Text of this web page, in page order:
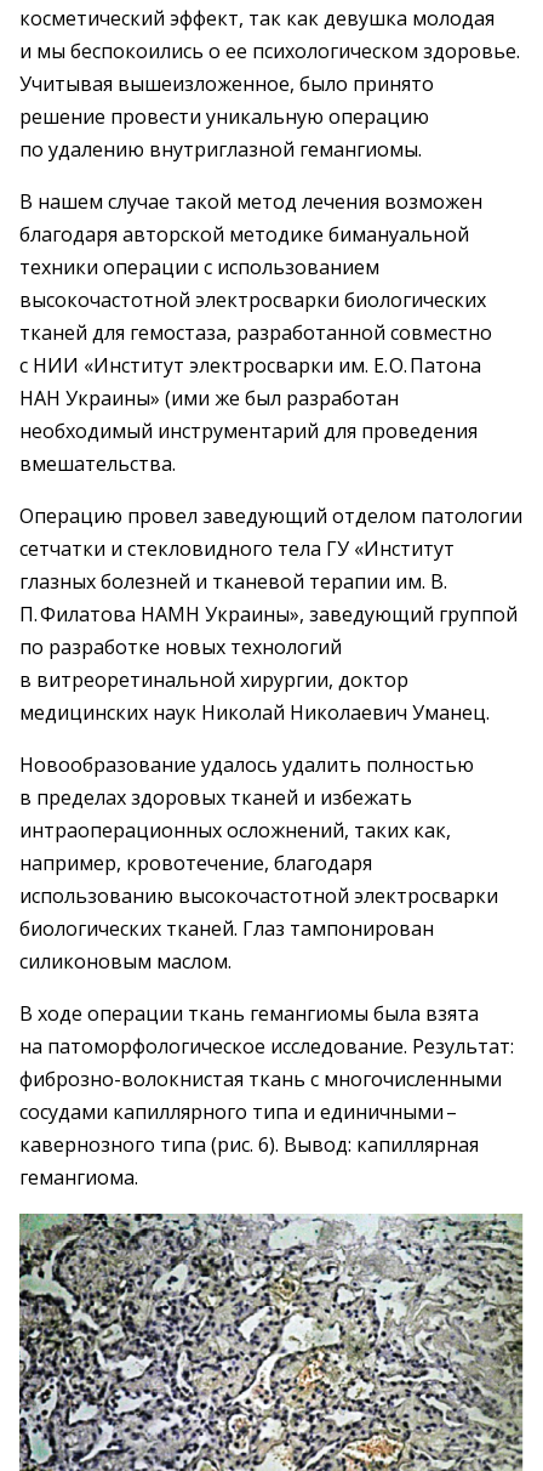
космети­ческий эффект, так как девушка молодая
и мы беспокоились о ее психологическом здоровье.
Учитывая вышеизложенное, было принято
решение провести уникальную операцию
по удалению внутриглазной гемангиомы.
В нашем случае такой метод лечения возможен
благодаря авторской методике бимануальной
техники операции с использованием
высокочастотной электросварки биологи­ческих
тканей для гемостаза, разработанной со­вместно
с НИИ «Институт электро­сварки им. Е. О. Патона
НАН Украины» (ими же был разработан
необходимый инструментарий для проведения
вмешательства.
Операцию провел заведующий отделом патологии
сетчатки и стекловидного тела ГУ «Институт
глазных болезней и тканевой терапии им. В.
П. Филатова НАМН Украины», заведующий группой
по разработке новых технологий
в витреоретинальной хирургии, ­доктор
медицинских наук Николай Николаевич Уманец.
Новообразование удалось удалить полностью
в пределах здоровых тканей и избежать
интраоперационных осложнений, таких как,
например, кровотечение, благодаря
использованию высокочастотной электросварки
биологических тканей. Глаз тампонирован
силиконовым маслом.
В ходе операции ткань гемангиомы была взята
на патоморфологическое исследование. Результат:
фиб­розно-волокнистая ткань с много­численными
сосудами капиллярного типа и единичными – ​
кавернозного типа (рис. 6). Вывод: капиллярная
гемангиома.